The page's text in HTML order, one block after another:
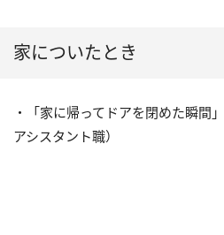
家についたとき
・「家に帰ってドアを閉めた瞬間
アシスタント職）